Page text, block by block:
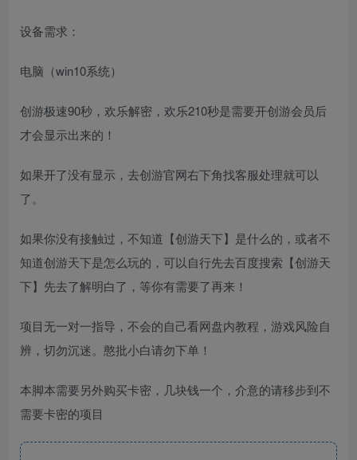
设备需求：
电脑（win10系统）
创游极速90秒，欢乐解密，欢乐210秒是需要开创游会员后
才会显示出来的！
如果开了没有显示，去创游官网右下角找客服处理就可以
了。
如果你没有接触过，不知道【创游天下】是什么的，或者不
知道创游天下是怎么玩的，可以自行先去百度搜索【创游天
下】先去了解明白了，等你有需要了再来！
项目无一对一指导，不会的自己看网盘内教程，游戏风险自
辨，切勿沉迷。憨批小白请勿下单！
本脚本需要另外购买卡密，几块钱一个，介意的请移步到不
需要卡密的项目